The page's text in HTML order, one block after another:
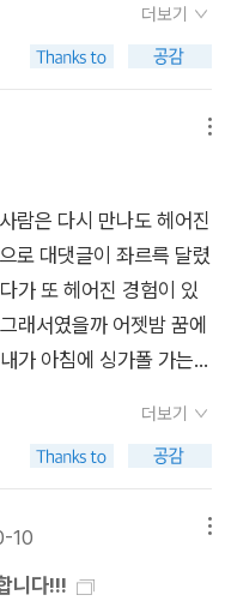
멈추게 될까. 다음에
기를 할 것이다. 예상하지
그 무언가에 대해서.‘언
도구가, 결국은 그것을
사실을 새삼스럽게 자각
장을 쓰는 순간, 내는 백
쓴 것을 읽을 사람들이
가능성을. (「백 년 동안
여겼던 한강의 소설이
었다. 내가 만난 소설이
기쁘다. 잘 모르고 끝내
어 있다. ‘눈물로 세상을
게 때리던 어머니의 손
아다. 어머니가 불화
워내고 누군가를 용서하
그리는 것과 ‘나’가 견
’의 남편에 대한 감정에
점차 인식하게 되는 남
의 신경증적이고 폭력적
에 책임을 지는 방식이
취해 들어와 폭력적인
시선을 예민하게 의식하
에게도 상처를 주고 외롭
적인 언어와 가해 등 여
있었던 것이다. 그의 작
대한 껍데기였던 석고
의 아버지가 돌아가셔서
기를 깨부수고 그의 집을
는 것을 나는 알고 있었
가를 영원히, 돌이킬 수
히 무엇인지 나는 결코 알
라는 여자를 알게 된다.
만 그는 그녀의 외모 뒤
다. E는 자신을 바라보는
에게 호감을 보여주는 그
했다. 왜? 라는 단말마
는, 진짜 이유라는 것을
보고 싶다면 결국, 심연
심연 속에서 대체 어
있었다. 두 번째 독서에
기 위해 자신을 내어주
랑이 없고서야 이런 일을
로도 결코 파괴될 수 없는
.(「빛과 실」)“고 한다.
식은 다르지만 주제로는
별되는 지점이 있고, 이 지
향한다고 생각했다. 두
어떤 밝음이나 따뜻함을
흰으로 나뉘어진다. 그
백지, 흰 개, 백발, 수의-
, 눈송이들, 만년설, 파
레이스 커튼, 입김, 흰
. 이들은 모든 ‘흰’에서
것은 가능한가? 우리는
일이 일어나는가?”의
고이는 입을 틀어막고
술을 적시는 침 때문에.
때문에.(『채식주의자』 4
났다. 불고기를 먹던 남편
가 일련의 꿈을 꾸게 된
혜 안에 있는 폭력성을
덩이에 비친 자신의 얼
개고기가 명치에 걸려 있
가 육식과 섭식을 거부
유미주의적 표현력으로
, 진실이란 내가 조절할
않았다. 일어난 상황에 가
게 남은 감정의 찌꺼기
, 잊어준다거나, 용서한다
소화해내야만 하며ㅡ결
지 않든 아무런 차이가
었다. 오직 한 가지, 그
라도 만져보고 싶을 만큼
과 뼈의 잔가지들까지 고
넣어 빚어냈다고 믿어왔
재하고 있었다. 어떤 생
든 듯한 전율을 나는 느
다보이는 캄캄한 공동
은 철저하게 본질이 제거
온이 느껴지지 않았다.
더보기
람은 다시 만나도 헤어진
로 대댓글이 좌르륵 달렸
가 또 헤어진 경험이 있
래서였을까 어젯밤 꿈에
가 아침에 싱가폴 가는
오랜만에 만나는만큼 암
아침에 일어나 각자 알아
큰 까페에 갔다가 용같
각자 뛰고 각자 밥 먹을
더보기
10
니다!!!